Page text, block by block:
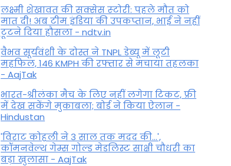
लक्ष्मी शेखावत की सक्‍सेस स्‍टोरी: पहले मौत को
मात दी! अब टीम इंडिया की उपकप्तान, भाई ने नहीं
टूटने दिया हौसला - ndtv.in
वैभव सूर्यवंशी के दोस्त ने TNPL डेब्यू में लूटी
महफिल, 146 KMPH की रफ्तार से मचाया तहलका
- AajTak
भारत-श्रीलंका मैच के लिए नहीं लगेगा टिकट, फ्री
में देख सकेंगे मुकाबला; बोर्ड ने किया ऐलान -
Hindustan
'विराट कोहली ने 3 साल तक मदद की...',
कॉमनवेल्थ गेम्स गोल्ड मेडलिस्ट साक्षी चौधरी का
बड़ा खुलासा - AajTak